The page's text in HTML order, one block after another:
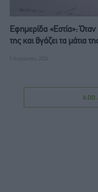
Εφημερίδα «Εστία»:
της και βγάζει τα μάτια
5 Αυγούστου, 2026
ADD